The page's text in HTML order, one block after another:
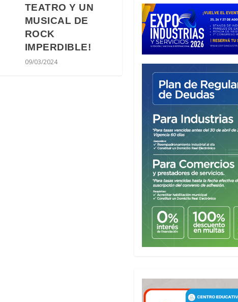
TEATRO Y UN
MUSICAL DE
ROCK
IMPERDIBLE!
09/03/2024